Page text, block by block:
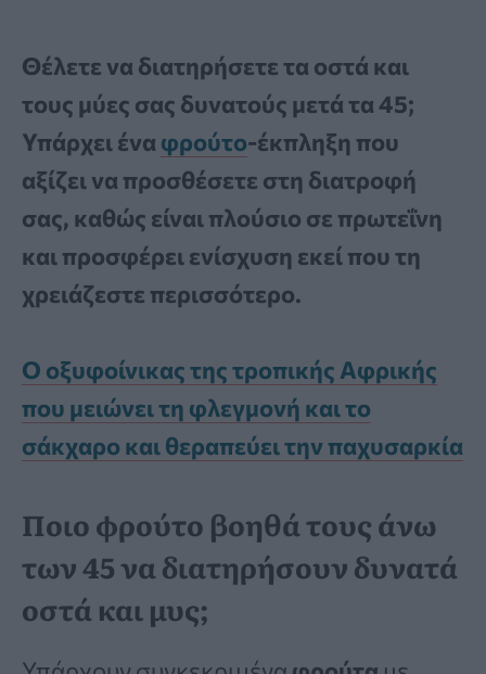
Θέλετε να διατηρήσετε τα οστά και
τους μύες σας δυνατούς μετά τα 45;
Υπάρχει ένα φρούτο-έκπληξη που
αξίζει να προσθέσετε στη διατροφή
σας, καθώς είναι πλούσιο σε πρωτεΐνη
και προσφέρει ενίσχυση εκεί που τη
χρειάζεστε περισσότερο.
Ο οξυφοίνικας της τροπικής Αφρικής
που μειώνει τη φλεγμονή και το
σάκχαρο και θεραπεύει την παχυσαρκία
Ποιο φρούτο βοηθά τους άνω
των 45 να διατηρήσουν δυνατά
οστά και μυς;